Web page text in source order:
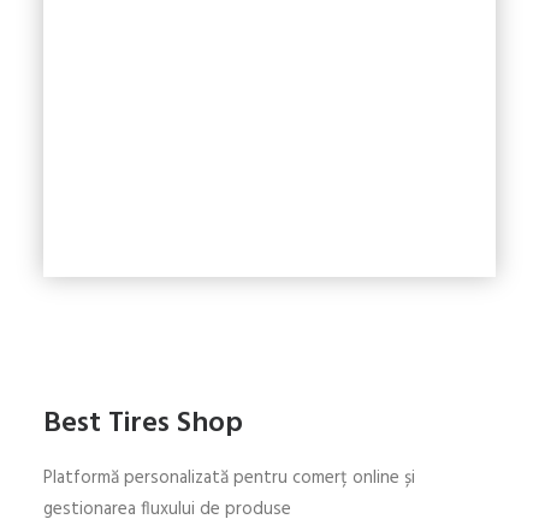
Best Tires Shop
Platformă personalizată pentru comerț online și
gestionarea fluxului de produse